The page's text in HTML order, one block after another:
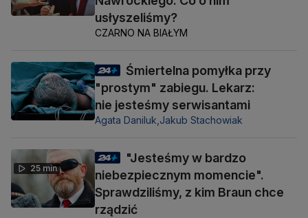
usłyszeliśmy?
CZARNO NA BIAŁYM
Śmiertelna pomyłka przy
"prostym" zabiegu. Lekarz:
nie jesteśmy serwisantami
Agata Daniluk,Jakub Stachowiak
25 min
"Jesteśmy w bardzo
niebezpiecznym momencie".
Sprawdziliśmy, z kim Braun chce
rządzić